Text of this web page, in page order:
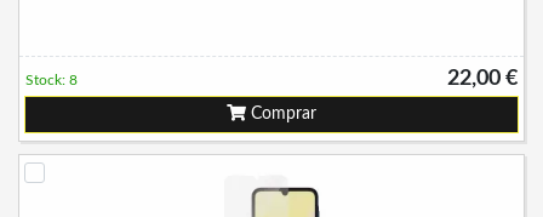
22,00 €
Stock: 8
Comprar